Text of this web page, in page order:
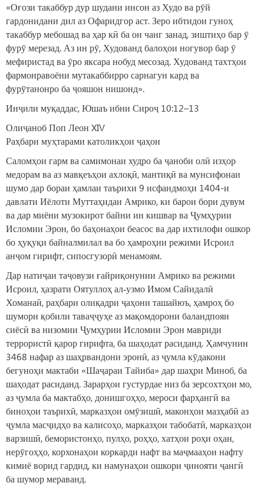
«Оғози такаббур дур шудани инсон аз Худо ва рӯй
гардонидани дил аз Офаридгор аст. Зеро ибтидои гуноҳ
такаббур мебошад ва ҳар кӣ ба он чанг занад, зиштиҳо бар ӯ
фурӯ мерезад. Аз ин рӯ, Худованд балоҳои ногувор бар ӯ
мефиристад ва ӯро яксара нобуд месозад. Худованд тахтҳои
фармонравоёни мутакаббирро сарнагун кард ва
фурӯтанонро ба ҷояшон нишонд».
Инҷили муқаддас, Юшаъ ибни Сироҷ 10:12–13
Олиҷаноб Поп Леон XIV
Раҳбари муҳтарами католикҳои ҷаҳон
Саломҳои гарм ва самимонаи худро ба ҷаноби олӣ изҳор
медорам ва аз мавқеъҳои ахлоқӣ, мантиқӣ ва мунсифонаи
шумо дар бораи ҳамлаи таърихи 9 исфандмоҳи 1404-и
давлати Иёлоти Муттаҳидаи Амрико, ки барои бори дувум
ва дар миёни музокирот байни ин кишвар ва Ҷумҳурии
Исломии Эрон, бо баҳонаҳои беасос ва дар ихтилофи ошкор
бо ҳуқуқи байналмилал ва бо ҳамроҳии режими Исроил
анҷом гирифт, сипосгузорӣ менамоям.
Дар натиҷаи таҷовузи ғайриқонунии Амрико ва режими
Исроил, ҳазрати Оятуллоҳ ал‑узмо Имом Сайидалӣ
Хоманаӣ, раҳбари олиқадри ҷаҳони ташайюъ, ҳамроҳ бо
шумори қобили таваҷҷуҳе аз мақомдорони баландпояи
сиёсӣ ва низомии Ҷумҳурии Исломии Эрон мавриди
террористӣ қарор гирифта, ба шаҳодат расиданд. Ҳамчунин
3468 нафар аз шаҳрвандони эронӣ, аз ҷумла кӯдакони
бегуноҳи мактаби «Шаҷараи Тайиба» дар шаҳри Миноб, ба
шаҳодат расиданд. Зарарҳои густурдае низ ба зерсохтҳои мо,
аз ҷумла ба мактабҳо, донишгоҳҳо, мероси фарҳангӣ ва
биноҳои таърихӣ, марказҳои омӯзишӣ, маконҳои мазҳабӣ аз
ҷумла масҷидҳо ва калисоҳо, марказҳои табобатӣ, марказҳои
варзишӣ, бемористонҳо, пулҳо, роҳҳо, хатҳои роҳи оҳан,
нерӯгоҳҳо, корхонаҳои коркарди нафт ва маҷмааҳои нафту
кимиё ворид гардид, ки намунаҳои ошкори ҷинояти ҷангӣ
ба шумор мераванд.